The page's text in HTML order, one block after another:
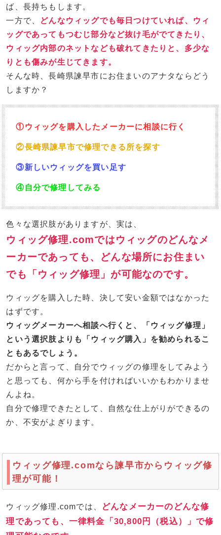
ば、長持ちもします。
一方で、
どんなウィッグでも毎日つけていれば、ウィ
ッグであってもつむじ部分など抜け毛がでてきたり、
ウィッグ内部のネットなども破れてきたりと、多少な
りとも傷みが生じてきます。
そんな時、長崎県諫早市にお住まいのアナタならどう
しますか？
①ウィッグを購入したメーカーに相談に行く
②長崎県諫早市で修理できる所を探す
③新しいウィッグを買い足す
④自分で修理してみる
色々な選択肢がありますが、実は、
ウィッグ修理.comではウィッグのどんなメ
ーカーであっても、どんな場所にお住まい
でも「ウィッグ修理」が可能なのです。
ウィッグを購入した時、決して安い金額ではなかった
はずです。
ウィッグメーカーへ相談へ行くと、「ウィッグ修理」
という選択肢よりも「ウィッグ購入」を勧められるこ
ともあるでしょう。
だからと言って、自分でウィッグの修理をしてみよう
と思っても、何から手を付ければいいかもわかりませ
んよね。
自分で修理できたとして、自然な仕上がりができるの
か、不安がよぎります。
ウィッグ修理.comなら諫早市からウィッグ修
理が可能！
ウィッグ修理.comでは、
どんなメーカーのどんな修
理であっても、一律料金「30,800円（税込）」で修